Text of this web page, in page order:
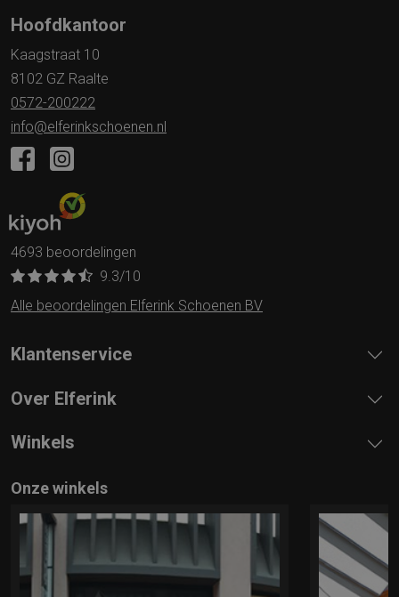
Hoofdkantoor
Kaagstraat 10
8102 GZ Raalte
0572-200222
info@elferinkschoenen.nl
4693 beoordelingen
9.3/10
Alle beoordelingen Elferink Schoenen BV
Klantenservice
Over Elferink
Winkels
Onze winkels